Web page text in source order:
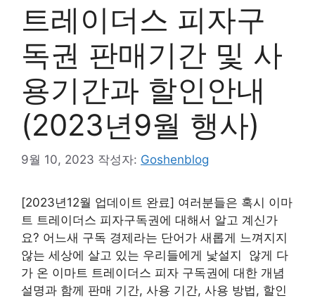
트레이더스 피자구
독권 판매기간 및 사
용기간과 할인안내
(2023년9월 행사)
9월 10, 2023 작성자: Goshenblog
[2023년12월 업데이트 완료] 여러분들은 혹시 이마
트 트레이더스 피자구독권에 대해서 알고 계신가
요? 어느새 구독 경제라는 단어가 새롭게 느껴지지
않는 세상에 살고 있는 우리들에게 낯설지 않게 다
가 온 이마트 트레이더스 피자 구독권에 대한 개념
설명과 함께 판매 기간, 사용 기간, 사용 방법, 할인